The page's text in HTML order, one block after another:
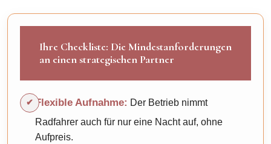
Ihre Checkliste: Die Mindestanforderungen
an einen strategischen Partner
Flexible Aufnahme: Der Betrieb nimmt
Radfahrer auch für nur eine Nacht auf, ohne
Aufpreis.